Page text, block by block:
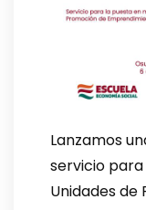
Lanzamos
servicio
Unidades de